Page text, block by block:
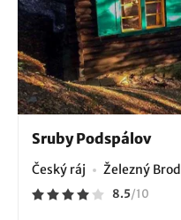
Sruby Podspálov
Český ráj Železný Brod
8.5/10